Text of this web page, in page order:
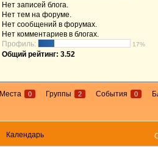
Нет записей блога.
Нет тем на форуме.
Нет сообщений в форумах.
Нет комментариев в блогах.
Профиль:
17%
Общий рейтинг: 3.52
Места 0 Группы 2 События 0
Календарь